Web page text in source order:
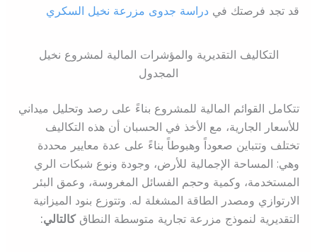
قد تجد فرصتك في دراسة جدوى مزرعة نخيل السكري
التكاليف التقديرية والمؤشرات المالية لمشروع نخيل
المجدول
تتكامل القوائم المالية للمشروع بناءً على رصد وتحليل ميداني
للأسعار الجارية، مع الأخذ في الحسبان أن هذه التكاليف
تختلف وتتباين صعوداً وهبوطاً بناءً على عدة معايير محددة
وهي: المساحة الإجمالية للأرض، وجودة ونوع شبكات الري
المستخدمة، وكمية وحجم الفسائل المغروسة، وعمق البئر
الارتوازي ومصدر الطاقة المشغلة له. وتتوزع بنود الميزانية
التقديرية لنموذج مزرعة تجارية متوسطة النطاقكالتالي: